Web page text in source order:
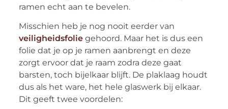
ramen echt aan te bevelen.
Misschien heb je nog nooit eerder van
veiligheidsfoliegehoord. Maar het is dus een
folie dat je op je ramen aanbrengt en deze
zorgt ervoor dat je raam zodra deze gaat
barsten, toch bijelkaar blijft. De plaklaag houdt
dus als het ware, het hele glaswerk bij elkaar.
Dit geeft twee voordelen: